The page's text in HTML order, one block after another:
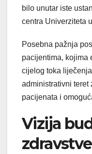
bilo unutar iste
centra Univerziteta
Posebna pažnja
pacijentima, kojima
cijelog toka
administrativni teret
pacijenata i
Vizija